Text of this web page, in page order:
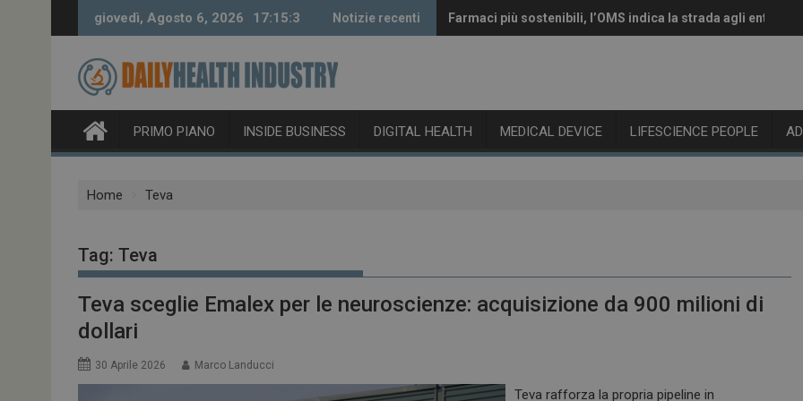
giovedì, Agosto 6, 2026 17:15:5 Notizie recenti Farmaci più sostenibili, l’OMS indica la strada agli enti
Vaccini anti-Covid, il CHMP raccomanda l’aggiornamento
PRIMO PIANO INSIDE BUSINESS DIGITAL HEALTH MEDICAL DEVICE LIFESCIENCE PEOPLE
Home Teva
Tag: Teva
Teva sceglie Emalex per le neuroscienze: acquisizione da 900 milioni di
dollari
30 Aprile 2026 Marco Landucci
Teva rafforza la propria pipeline in